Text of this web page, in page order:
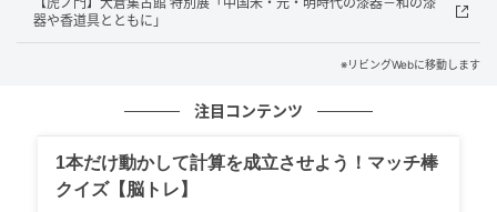
（もじえじゅういちめんかんのんぞう）》
企画展のキービジュアルになっている仏画《文字絵十
一面観音像》（大臨晋城筆 1幅 絹本墨画 日本・江戸時
代 嘉永6年（1853） 根津美術館蔵（福島静子氏寄
贈））。 展示室の仏画の前のルーペから覗くと観音様
のお顔や髪飾り、髪の毛から衣、足下の蓮華、観音様
器や香道具とともに」
※リビングWebに移動します
注目コンテンツ
1本だけ動かして計算を成立させよう！マッチ棒
クイズ【脳トレ】